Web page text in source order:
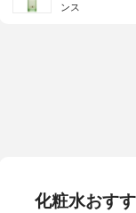
ンス
化粧水おす